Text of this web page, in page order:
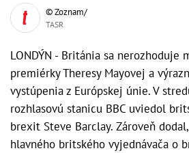
© Zoznam/
TASR
LONDÝN - Británia sa nerozhoduje
premiérky Theresy Mayovej a
vystúpenia z Európskej únie. V
rozhlasovú stanicu BBC uviedol
brexit Steve Barclay. Zároveň
hlavného britského vyjednávača o